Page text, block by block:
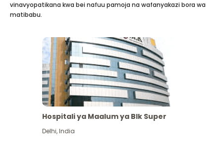
vinavyopatikana kwa bei nafuu pamoja na wafanyakazi bora wa
matibabu.
Hospitali ya Maalum ya Blk Super
Delhi,India